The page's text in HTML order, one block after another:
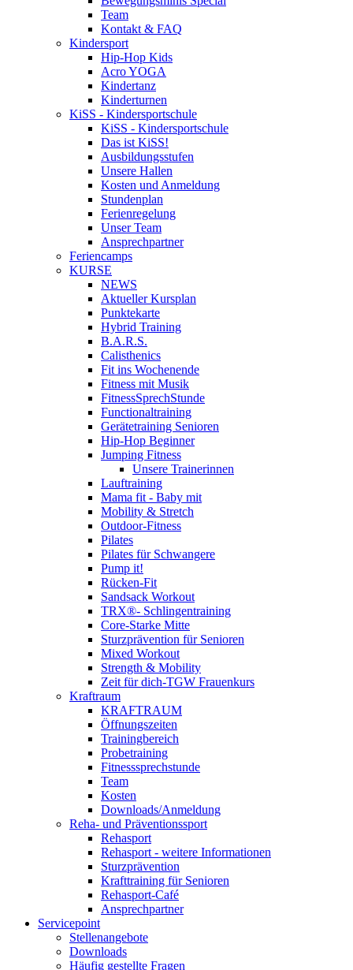
Team
Kontakt & FAQ
Kindersport
Hip-Hop Kids
Acro YOGA
Kindertanz
Kinderturnen
KiSS - Kindersportschule
KiSS - Kindersportschule
Das ist KiSS!
Ausbildungsstufen
Unsere Hallen
Kosten und Anmeldung
Stundenplan
Ferienregelung
Unser Team
Ansprechpartner
Feriencamps
KURSE
NEWS
Aktueller Kursplan
Punktekarte
Hybrid Training
B.A.R.S.
Calisthenics
Fit ins Wochenende
Fitness mit Musik
FitnessSprechStunde
Functionaltraining
Gerätetraining Senioren
Hip-Hop Beginner
Jumping Fitness
Unsere Trainerinnen
Lauftraining
Mama fit - Baby mit
Mobility & Stretch
Outdoor-Fitness
Pilates
Pilates für Schwangere
Pump it!
Rücken-Fit
Sandsack Workout
TRX®- Schlingentraining
Core-Starke Mitte
Sturzprävention für Senioren
Mixed Workout
Strength & Mobility
Zeit für dich-TGW Frauenkurs
Kraftraum
KRAFTRAUM
Öffnungszeiten
Trainingbereich
Probetraining
Fitnesssprechstunde
Team
Kosten
Downloads/Anmeldung
Reha- und Präventionssport
Rehasport
Rehasport - weitere Informationen
Sturzprävention
Krafttraining für Senioren
Rehasport-Café
Ansprechpartner
Servicepoint
Stellenangebote
Downloads
Häufig gestellte Fragen